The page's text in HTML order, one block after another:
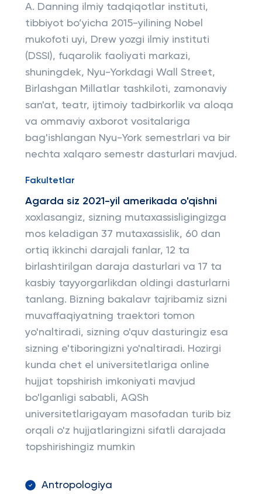
A. Danning ilmiy tadqiqotlar instituti,
tibbiyot bo’yicha 2015-yilining Nobel
mukofoti uyi, Drew yozgi ilmiy instituti
(DSSI), fuqarolik faoliyati markazi,
shuningdek, Nyu-Yorkdagi Wall Street,
Birlashgan Millatlar tashkiloti, zamonaviy
san'at, teatr, ijtimoiy tadbirkorlik va aloqa
va ommaviy axborot vositalariga
bag'ishlangan Nyu-York semestrlari va bir
nechta xalqaro semestr dasturlari mavjud.
Fakultetlar
Agarda siz 2021-yil amerikada o'qishni
xoxlasangiz, sizning mutaxassisligingizga
mos keladigan 37 mutaxassislik, 60 dan
ortiq ikkinchi darajali fanlar, 12 ta
birlashtirilgan daraja dasturlari va 17 ta
kasbiy tayyorgarlikdan oldingi dasturlarni
tanlang. Bizning bakalavr tajribamiz sizni
muvaffaqiyatning traektori tomon
yo'naltiradi, sizning o'quv dasturingiz esa
sizning e'tiboringizni yo'naltiradi. Hozirgi
kunda chet el universitetlariga online
hujjat topshirish imkoniyati mavjud
bo'lganligi sababli, AQSh
universitetlarigayam masofadan turib biz
orqali o'z hujjatlaringizni sifatli darajada
topshirishingiz mumkin
Antropologiya